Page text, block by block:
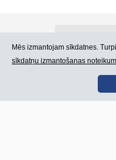
Kontakti
Mēs izmantojam sīkdatnes.
sīkdatņu izmantošanas